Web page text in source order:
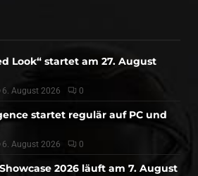
Look“ startet am 27. August
6. August 2026 0
startet regulär auf PC und
6. August 2026 0
2026 läuft am 7. August